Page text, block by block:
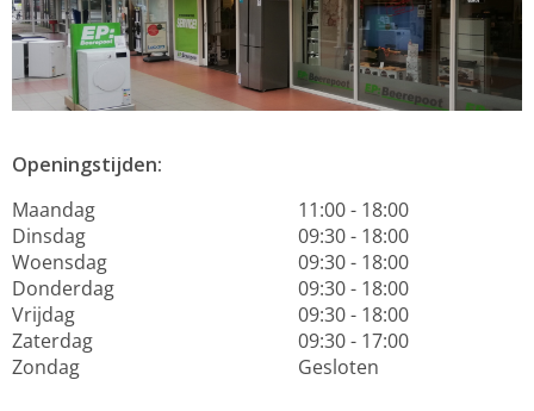
Openingstijden:
Maandag
11:00 - 18:00
Dinsdag
09:30 - 18:00
Woensdag
09:30 - 18:00
Donderdag
09:30 - 18:00
Vrijdag
09:30 - 18:00
Zaterdag
09:30 - 17:00
Zondag
Gesloten